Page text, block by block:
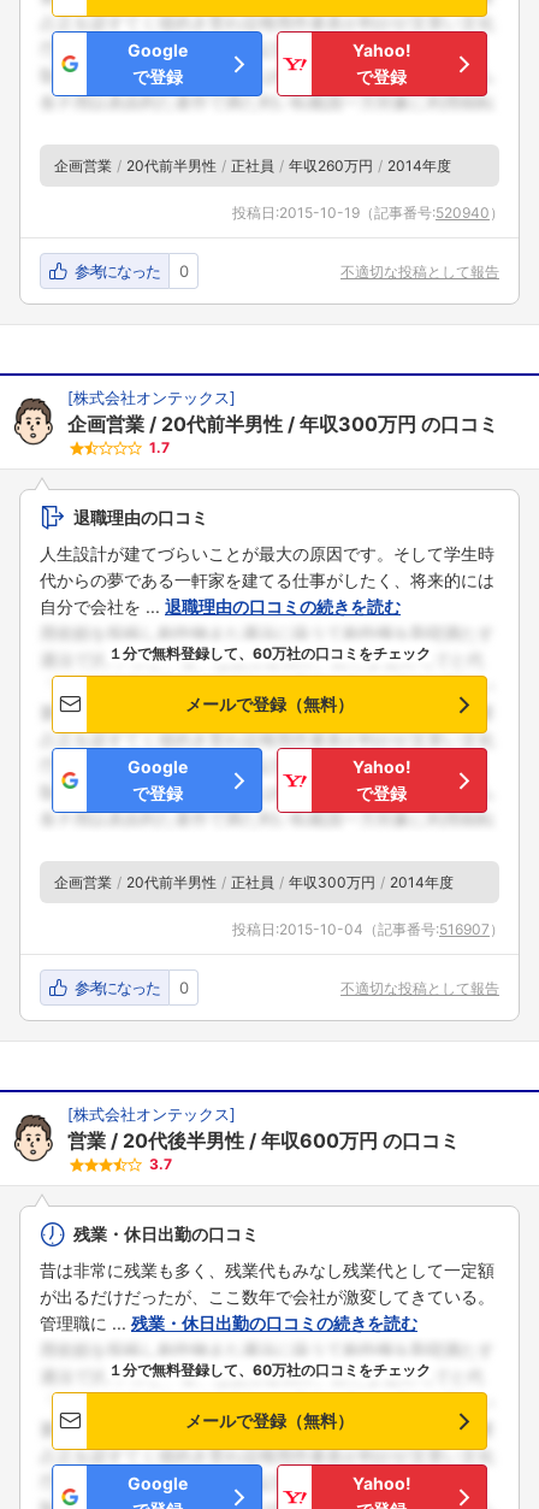
フォローしました
Google
で登録
Yahoo!
で登録
企画営業 20代前半男性 正社員 年収260万円 2014年度
投稿日:2015-10-19 （記事番号:520940 ）
参考になった 0 不適切な投稿として報告
[株式会社オンテックス]
企画営業 20代前半男性 年収300万円 の口コミ
1.7
退職理由の口コミ
人生設計が建てづらいことが最大の原因です。そして学生時
代からの夢である一軒家を建てる仕事がしたく、将来的には
自分で会社を ... 退職理由の口コミの続きを読む
１分で無料登録して、60万社の口コミをチェック
メールで登録（無料）
Google
で登録
Yahoo!
で登録
企画営業 20代前半男性 正社員 年収300万円 2014年度
投稿日:2015-10-04 （記事番号:516907 ）
参考になった 0 不適切な投稿として報告
[株式会社オンテックス]
営業 20代後半男性 年収600万円 の口コミ
3.7
残業・休日出勤の口コミ
昔は非常に残業も多く、残業代もみなし残業代として一定額
が出るだけだったが、ここ数年で会社が激変してきている。
管理職に ... 残業・休日出勤の口コミの続きを読む
１分で無料登録して、60万社の口コミをチェック
メールで登録（無料）
Google
Yahoo!